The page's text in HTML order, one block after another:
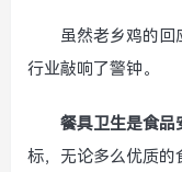
虽然老乡鸡的回
行业敲响了警钟。
餐具卫生是食品
标，无论多么优质的